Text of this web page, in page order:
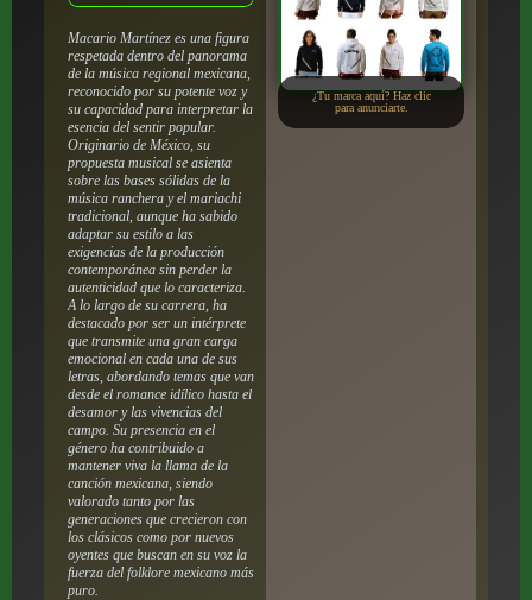
Macario Martínez es una figura
respetada dentro del panorama
de la música regional mexicana,
reconocido por su potente voz y
su capacidad para interpretar la
esencia del sentir popular.
Originario de México, su
propuesta musical se asienta
sobre las bases sólidas de la
música ranchera y el mariachi
tradicional, aunque ha sabido
adaptar su estilo a las
exigencias de la producción
contemporánea sin perder la
autenticidad que lo caracteriza.
A lo largo de su carrera, ha
destacado por ser un intérprete
que transmite una gran carga
emocional en cada una de sus
letras, abordando temas que van
desde el romance idílico hasta el
desamor y las vivencias del
campo. Su presencia en el
género ha contribuido a
mantener viva la llama de la
canción mexicana, siendo
valorado tanto por las
generaciones que crecieron con
los clásicos como por nuevos
oyentes que buscan en su voz la
fuerza del folklore mexicano más
puro.
¿Tu marca aquí? Haz clic
para anunciarte.